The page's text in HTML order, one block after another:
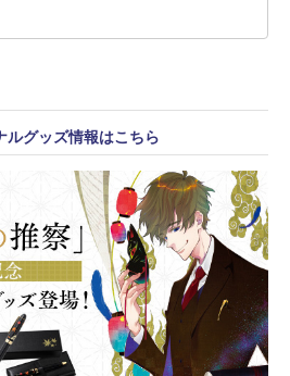
グッズ情報はこちら